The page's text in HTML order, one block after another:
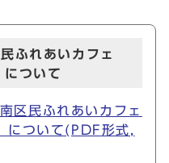
ふれあいカフェ
について
区民ふれあいカフェ
について(PDF形式,